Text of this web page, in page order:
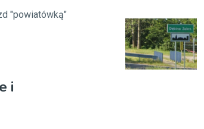
"powiatówką"
i